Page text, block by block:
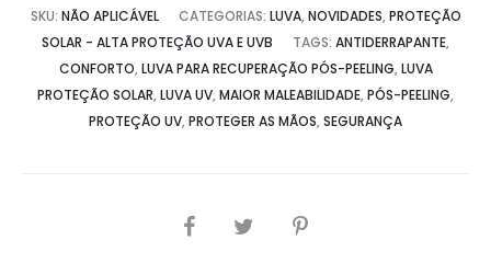
SKU: NÃO APLICÁVEL CATEGORIAS: LUVA, NOVIDADES, PROTEÇÃO
SOLAR - ALTA PROTEÇÃO UVA E UVB
TAGS: ANTIDERRAPANTE,
CONFORTO, LUVA PARA RECUPERAÇÃO PÓS-PEELING, LUVA
PROTEÇÃO SOLAR, LUVA UV, MAIOR MALEABILIDADE, PÓS-PEELING,
PROTEÇÃO UV, PROTEGER AS MÃOS, SEGURANÇA
SHARE